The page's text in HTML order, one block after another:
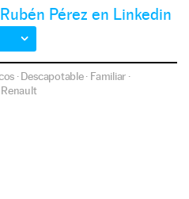
Pérez en Linkedin
·Descapotable· Familiar ·
Renault